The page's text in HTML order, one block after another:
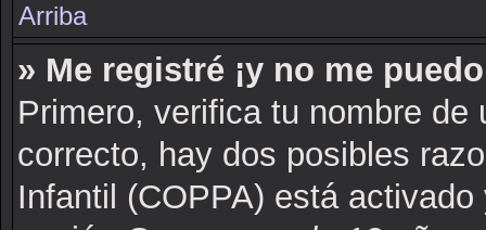
Arriba
» Me registré ¡y no me
Primero, verifica tu nombre
correcto, hay dos posibles
Infantil (COPPA) está